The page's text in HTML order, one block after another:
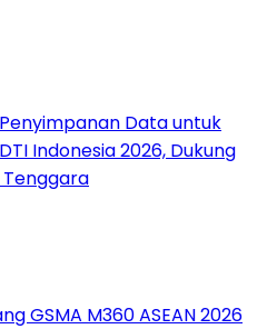
Penyimpanan Data untuk
Indonesia 2026, Dukung
Tenggara
GSMA M360 ASEAN 2026